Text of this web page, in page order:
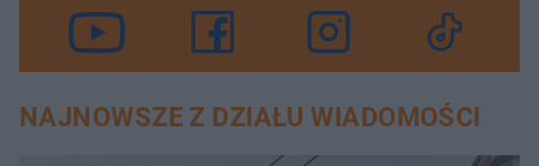
NAJNOWSZE Z DZIAŁU WIADOMOŚCI